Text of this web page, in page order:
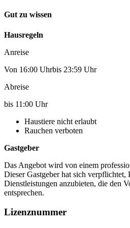
Gut zu wissen
Hausregeln
Anreise
Von 16:00 Uhrbis 23:59 Uhr
Abreise
bis 11:00 Uhr
Haustiere nicht erlaubt
Rauchen verboten
Gastgeber
Das Angebot wird von einem
Dieser Gastgeber hat sich verpflichtet,
Dienstleistungen anzubieten, die den
entsprechen.
Lizenznummer